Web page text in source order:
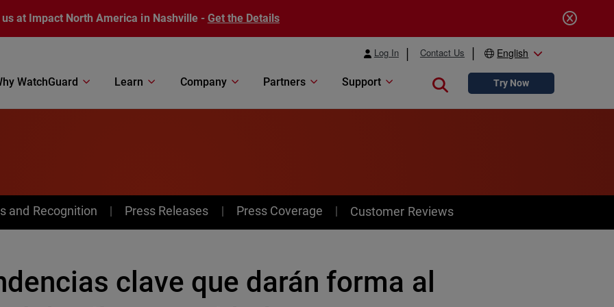
at Impact North America in Nashville - Get the Details
Log In Contact Us English
WatchGuard Learn Company Partners Support Close searchTry Now
and Recognition Press Releases Press Coverage Customer Reviews
clave que darán forma al